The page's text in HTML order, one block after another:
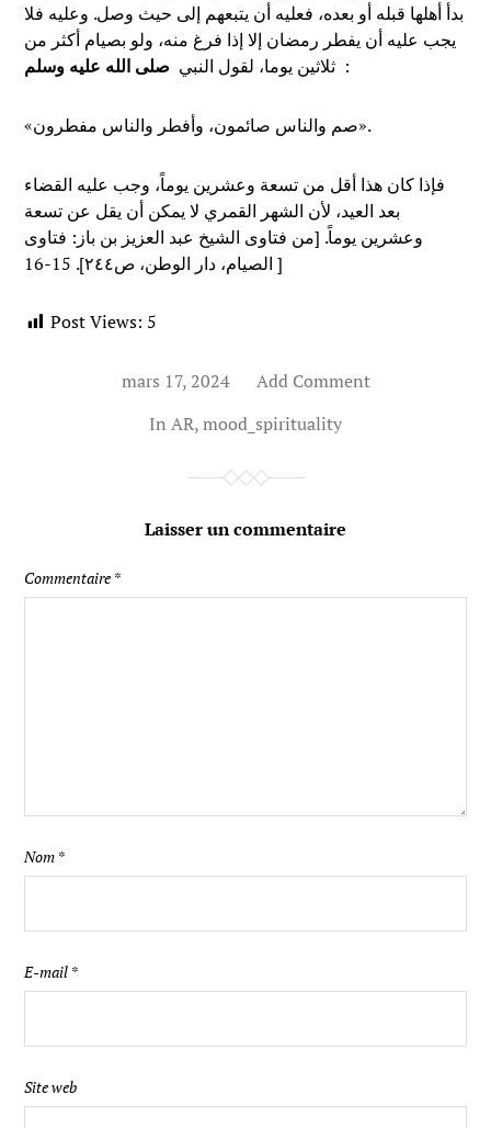
بدأ أهلها قبله أو بعده، فعليه أن يتبعهم إلى حيث وصل. وعليه فلا
يجب عليه أن يفطر رمضان إلا إذا فرغ منه، ولو بصيام أكثر من
ثلاثين يوما، لقول النبي صلى الله عليه وسلم :
«صم والناس صائمون، وأفطر والناس مفطرون».
فإذا كان هذا أقل من تسعة وعشرين يوماً، وجب عليه القضاء
بعد العيد، لأن الشهر القمري لا يمكن أن يقل عن تسعة
وعشرين يوماً. [من فتاوى الشيخ عبد العزيز بن باز: فتاوى
الصيام، دار الوطن، ص٢٤٤]. 15-16 ]
Post Views: 5
mars 17, 2024
Add Comment
In AR,mood_spirituality
Laisser un commentaire
Commentaire *
Nom *
E-mail *
Site web